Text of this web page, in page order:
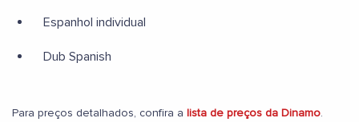
Espanhol individual
Dub Spanish
Para preços detalhados, confira a lista de preços da Dinamo.